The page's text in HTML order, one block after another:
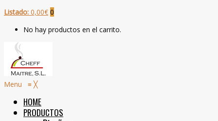
Listado: 0,00€ 0
No hay productos en el carrito.
Menu ≡ ╳
HOME
PRODUCTOS